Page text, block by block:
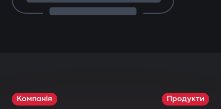
Компанія Продукти